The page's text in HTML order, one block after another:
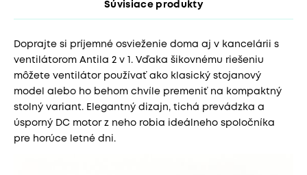
Súvisiace produkty
Doprajte si príjemné osvieženie doma aj v kancelárii s
ventilátorom Antila 2 v 1. Vďaka šikovnému riešeniu
môžete ventilátor používať ako klasický stojanový
model alebo ho behom chvíle premeniť na kompaktný
stolný variant. Elegantný dizajn, tichá prevádzka a
úsporný DC motor z neho robia ideálneho spoločníka
pre horúce letné dni.